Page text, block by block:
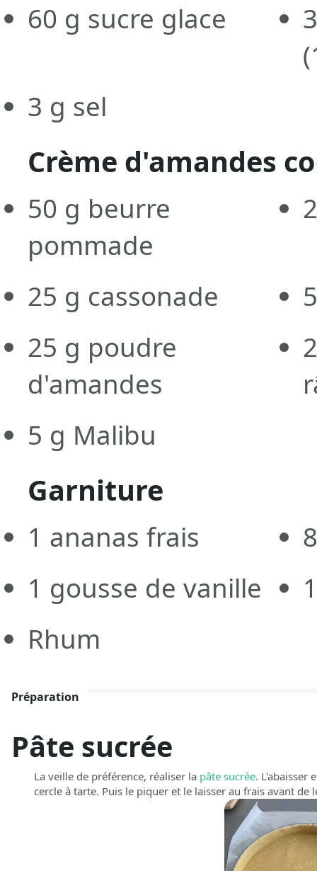
60 g sucre glace
3 g sel
Crème d'amandes
50 g beurre
pommade
25 g cassonade
25 g poudre
d'amandes
5 g Malibu
Garniture
1 ananas frais
1 gousse de vanille
Rhum
Préparation
Pâte sucrée
La veille de préférence, réaliser la pâte sucrée. L'abaisser
cercle à tarte. Puis le piquer et le laisser au frais avant de